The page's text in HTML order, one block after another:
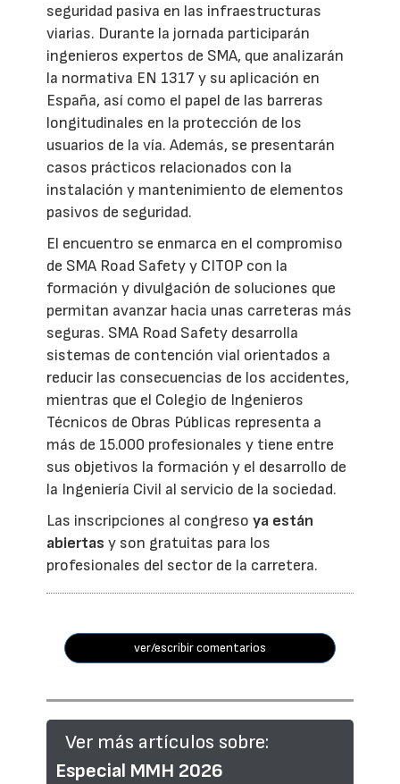
seguridad pasiva en las infraestructuras
viarias. Durante la jornada participarán
ingenieros expertos de SMA, que analizarán
la normativa EN 1317 y su aplicación en
España, así como el papel de las barreras
longitudinales en la protección de los
usuarios de la vía. Además, se presentarán
casos prácticos relacionados con la
instalación y mantenimiento de elementos
pasivos de seguridad.
El encuentro se enmarca en el compromiso
de SMA Road Safety y CITOP con la
formación y divulgación de soluciones que
permitan avanzar hacia unas carreteras más
seguras. SMA Road Safety desarrolla
sistemas de contención vial orientados a
reducir las consecuencias de los accidentes,
mientras que el Colegio de Ingenieros
Técnicos de Obras Públicas representa a
más de 15.000 profesionales y tiene entre
sus objetivos la formación y el desarrollo de
la Ingeniería Civil al servicio de la sociedad.
Las inscripciones al congresoya están
abiertas y son gratuitas para los
profesionales del sector de la carretera.
ver/escribir comentarios
Ver más artículos sobre:
Especial MMH 2026